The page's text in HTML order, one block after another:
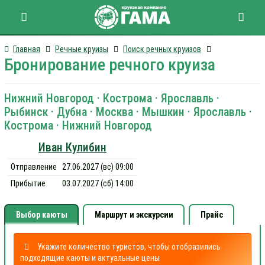
Главная Речные круизы Поиск речных круизов
Бронирование речного круиза
Нижний Новгород · Кострома · Ярославль ·
Рыбинск · Дубна · Москва · Мышкин · Ярославль ·
Кострома · Нижний Новгород
Иван Кулибин
Отправление
27.06.2027 (вс) 09:00
Прибытие
03.07.2027 (сб) 14:00
Выбор каюты Маршрут и экскурсии Прайс
Укажите количество туристов, чтобы отобразились
подходящие каюты и актуальные цены